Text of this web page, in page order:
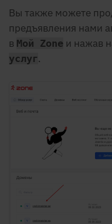
Вы также можете
предъявления нами
в Мой Zone и нажав
услуг.